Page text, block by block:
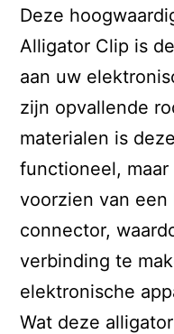
Deze
Alligator Clip is
aan uw
zijn opvallende
materialen is
functioneel,
voorzien van een
connector,
verbinding te
elektronische
Wat deze